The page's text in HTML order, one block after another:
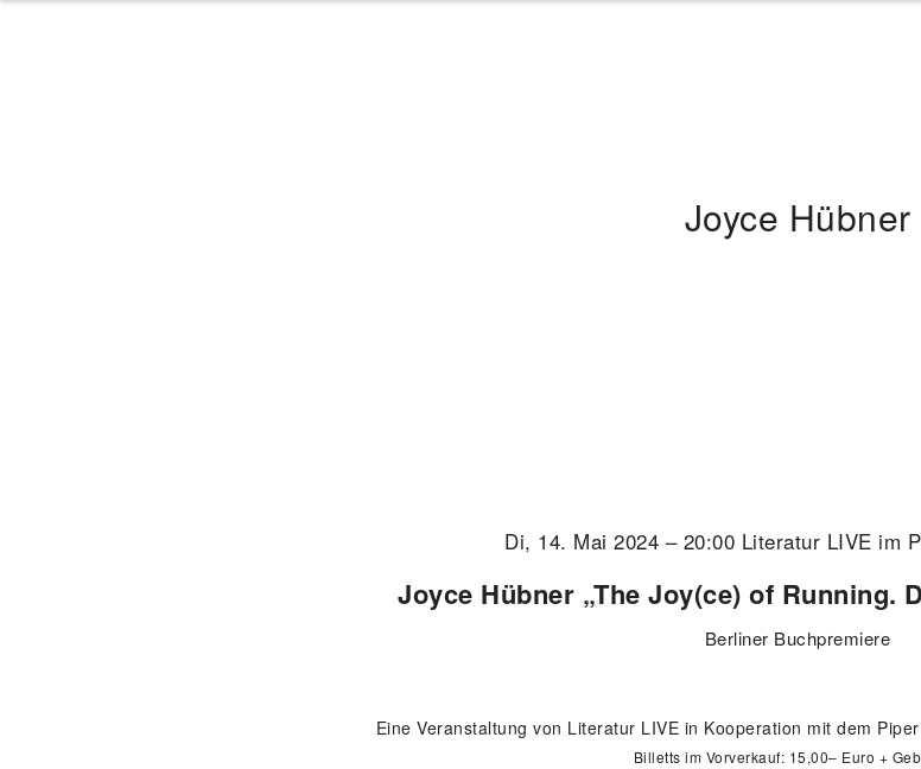
Joyce Hübner
Di, 14. Mai 2024 – 20:00 Literatur LIVE im
Joyce Hübner „The Joy(ce) of Running.
Berliner Buchpremiere
Eine Veranstaltung von Literatur LIVE in Kooperation mit dem
Billetts im Vorverkauf: 15,00– Euro +